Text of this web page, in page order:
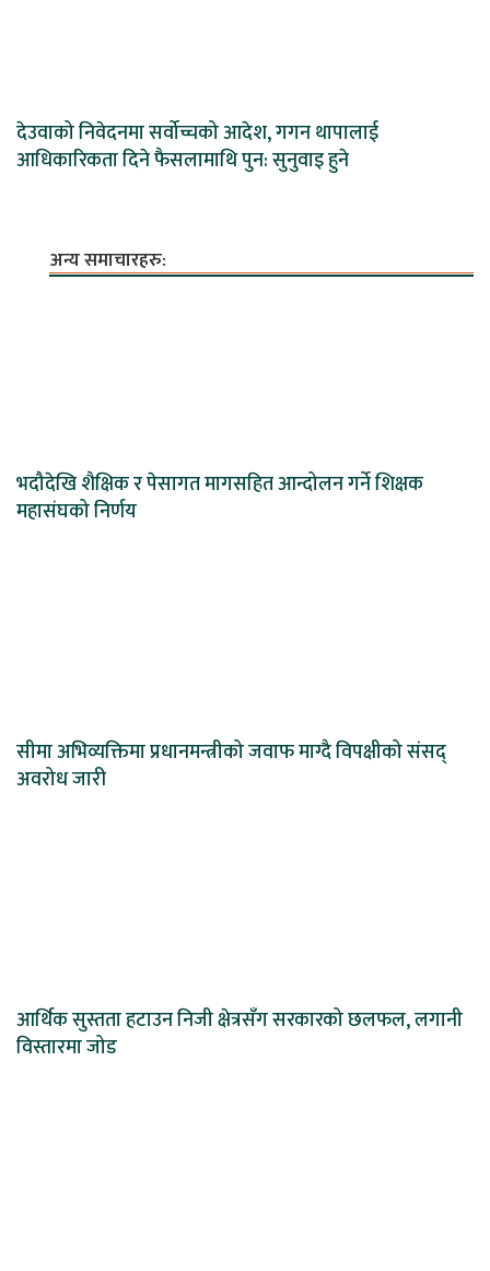
देउवाको निवेदनमा सर्वोच्चको आदेश, गगन थापालाई
आधिकारिकता दिने फैसलामाथि पुन: सुनुवाइ हुने
अन्य समाचारहरु:
भदौदेखि शैक्षिक र पेसागत मागसहित आन्दोलन गर्ने शिक्षक
महासंघको निर्णय
सीमा अभिव्यक्तिमा प्रधानमन्त्रीको जवाफ माग्दै विपक्षीको संसद्
अवरोध जारी
आर्थिक सुस्तता हटाउन निजी क्षेत्रसँग सरकारको छलफल, लगानी
विस्तारमा जोड